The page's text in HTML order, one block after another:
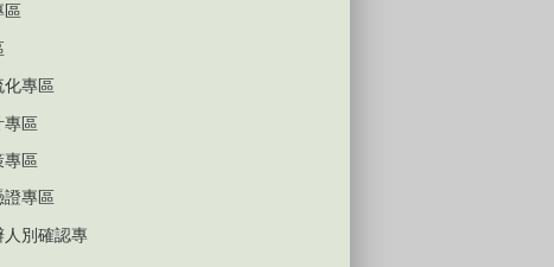
區
化專區
專區
專區
證專區
人別確認專